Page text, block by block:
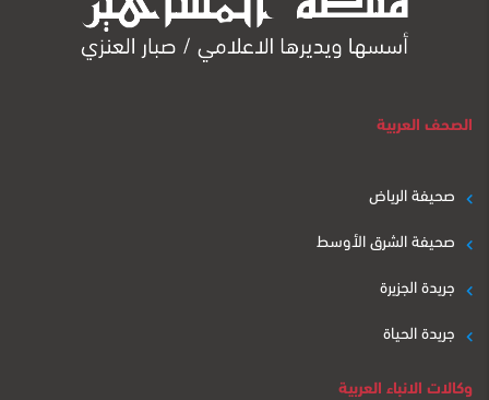
الصحف العربية
صحيفة الرياض
صحيفة الشرق الأوسط
جريدة الجزيرة
جريدة الحياة
وكالات الانباء العربية